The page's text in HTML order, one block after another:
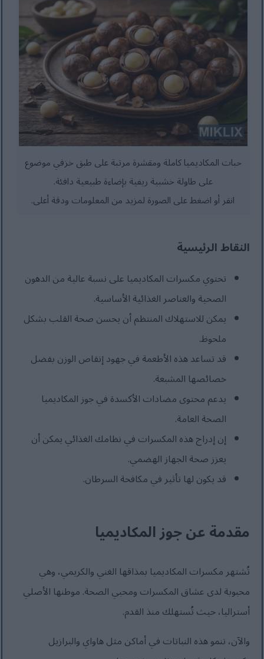
حبات المكاديميا كاملة ومقشرة مرتبة على طبق خزفي موضوع
على طاولة خشبية ريفية بإضاءة طبيعية دافئة.
انقر أو اضغط على الصورة لمزيد من المعلومات ودقة أعلى.
النقاط الرئيسية
تحتوي مكسرات المكاديميا على نسبة عالية من الدهون
الصحية والعناصر الغذائية الأساسية.
يمكن للاستهلاك المنتظم أن يحسن صحة القلب بشكل
ملحوظ.
قد تساعد هذه الأطعمة في جهود إنقاص الوزن بفضل
خصائصها المشبعة.
يدعم محتوى مضادات الأكسدة في جوز المكاديميا
الصحة العامة.
إن إدراج هذه المكسرات في نظامك الغذائي يمكن أن
يعزز صحة الجهاز الهضمي.
قد يكون لها تأثير في مكافحة السرطان.
مقدمة عن جوز المكاديميا
تُشتهر مكسرات المكاديميا بمذاقها الغني والكريمي، وهي
محبوبة لدى عشاق المكسرات ومحبي الصحة. موطنها الأصلي
أستراليا، حيث تُستهلك منذ القدم.
والآن، تنمو هذه النباتات في أماكن مثل هاواي والبرازيل